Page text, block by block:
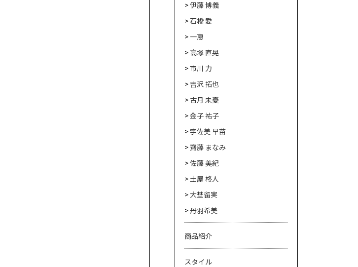
伊藤 博義
石橋 愛
一恵
高塚 直晃
市川 力
吉沢 拓也
古月 未憂
金子 祐子
宇佐美 早苗
齋藤 まなみ
佐藤 美紀
土屋 柊人
大埜留実
丹羽希美
商品紹介
スタイル